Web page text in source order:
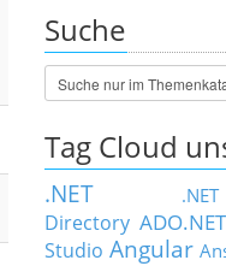
Suche
Tag Cloud
.NET
Directory ADO.NET
Studio Angular